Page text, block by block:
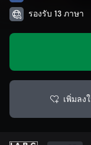
รองรับ 13 ภาษา
เพิ่มลง